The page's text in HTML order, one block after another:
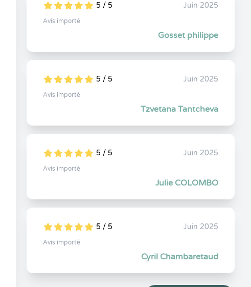
5
1
5
0 5 / 5 Juin 2025
Avis importé
Gosset philippe
5
1
5
0 5 / 5 Juin 2025
Avis importé
Tzvetana Tantcheva
5
1
5
0 5 / 5 Juin 2025
Avis importé
Julie COLOMBO
5
1
5
0 5 / 5 Juin 2025
Avis importé
Cyril Chambaretaud